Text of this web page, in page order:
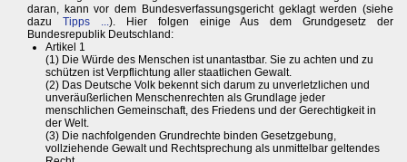
daran, kann vor dem Bundesverfassungsgericht geklagt werden (siehe
dazu Tipps ...). Hier folgen einige Aus dem Grundgesetz der
Bundesrepublik Deutschland:
Artikel 1
(1) Die Würde des Menschen ist unantastbar. Sie zu achten und zu
schützen ist Verpflichtung aller staatlichen Gewalt.
(2) Das Deutsche Volk bekennt sich darum zu unverletzlichen und
unveräußerlichen Menschenrechten als Grundlage jeder
menschlichen Gemeinschaft, des Friedens und der Gerechtigkeit in
der Welt.
(3) Die nachfolgenden Grundrechte binden Gesetzgebung,
vollziehende Gewalt und Rechtsprechung als unmittelbar geltendes